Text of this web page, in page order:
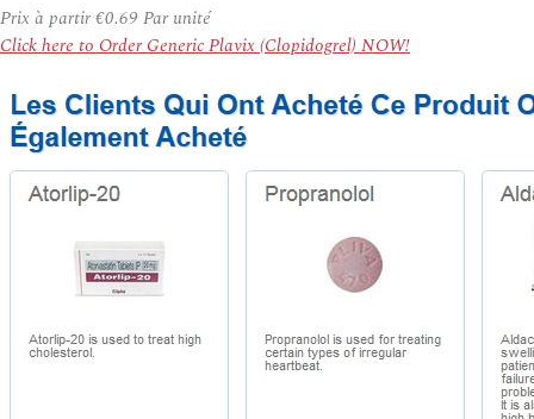
Prix à partir€0.69 Par unité
Click here to Order Generic Plavix (Clopidogrel) NOW!